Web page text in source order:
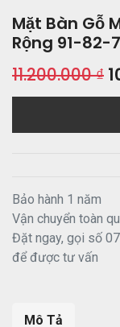
Mặt Bàn Gỗ
Rộng 91-
11.200.000₫
Bảo hành 1 năm
Vận chuyển toàn
Đặt ngay, gọi số
để được tư vấn
Mô Tả